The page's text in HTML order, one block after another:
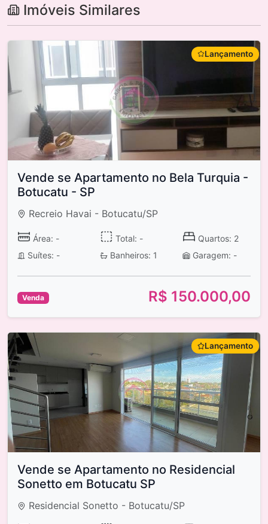
Imóveis Similares
Lançamento
Vende se Apartamento no Bela Turquia -
Botucatu - SP
Recreio Havai - Botucatu/SP
Área: - Total: -
Quartos: 2
Suítes: -
Banheiros: 1 Garagem: -
Venda R$ 150.000,00
Lançamento
Vende se Apartamento no Residencial
Sonetto em Botucatu SP
Residencial Sonetto - Botucatu/SP